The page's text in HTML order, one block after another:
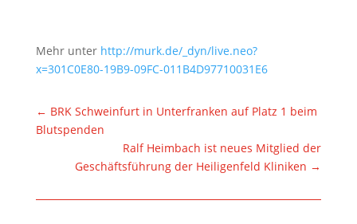
Mehr unter http://murk.de/_dyn/live.neo?
x=301C0E80-19B9-09FC-011B4D97710031E6
← BRK Schweinfurt in Unterfranken auf Platz 1 beim
Blutspenden
Ralf Heimbach ist neues Mitglied der
Geschäftsführung der Heiligenfeld Kliniken →